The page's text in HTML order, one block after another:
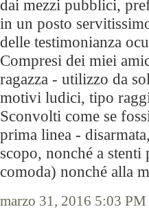
dai mezzi pubblici,
in un posto
delle testimonianza
Compresi dei miei
ragazza - utilizzo da
motivi ludici, tipo
Sconvolti come se
prima linea -
scopo, nonché a
comoda) nonché alla
marzo 31, 2016 5:03 PM